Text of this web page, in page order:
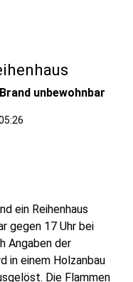
unbewohnbar
ein Reihenhaus
gegen 17 Uhr bei
Angaben der
in einem Holzanbau
Die Flammen